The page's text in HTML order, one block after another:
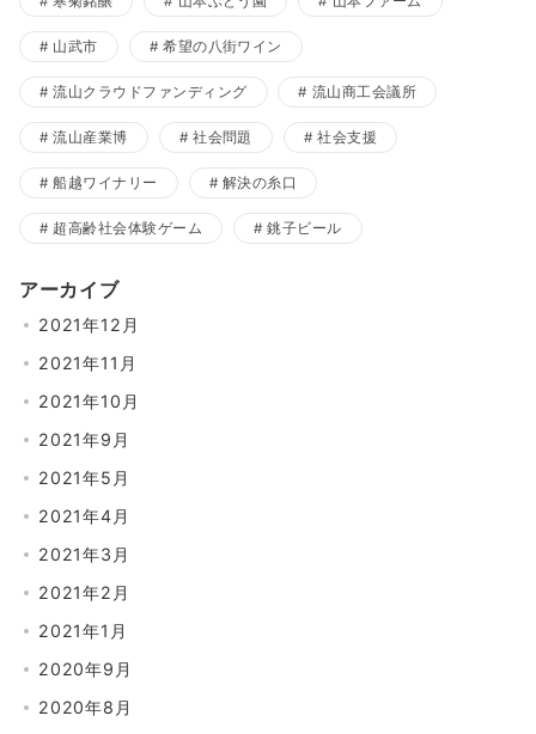
山武市 希望の八街ワイン
流山クラウドファンディング 流山商工会議所
流山産業博 社会問題 社会支援
船越ワイナリー 解決の糸口
超高齢社会体験ゲーム 銚子ビール
アーカイブ
2021年12月
2021年11月
2021年10月
2021年9月
2021年5月
2021年4月
2021年3月
2021年2月
2021年1月
2020年9月
2020年8月